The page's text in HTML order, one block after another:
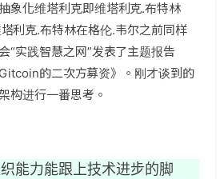
象化维塔利克即维塔利克.布特林
利克.布特林在格伦.韦尔之前同样
“实践智慧之网”发表了主题报告
的二次方募资》。 刚才谈到的
构进行一番思考。
能力能跟上技术进步的脚